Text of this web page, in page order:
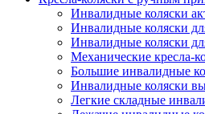
Инвалидные коляски
Инвалидные коляски
Инвалидные коляски
Механические кресла-
Большие инвалидные
Инвалидные коляски
Легкие складные